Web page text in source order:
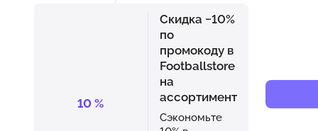
10 %
Скидка −10%
по
промокоду в
Footballstore
на
ассортимент
Сэкономьте